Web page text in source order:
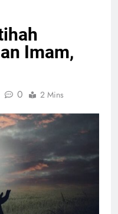
Imam,
0 2 Mins